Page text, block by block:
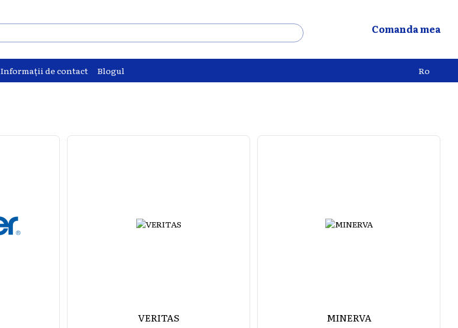
Comanda mea
Informații de contact Blogul Ro
VERITAS MINERVA